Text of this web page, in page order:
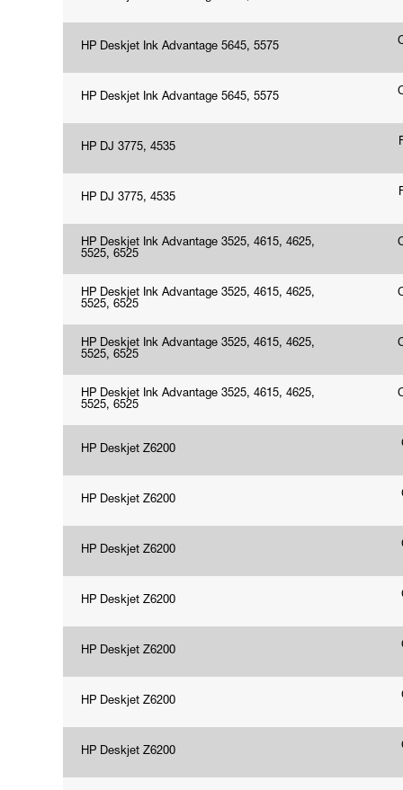
HP Deskjet Ink Advantage 5645, 5575
HP Deskjet Ink Advantage 5645, 5575
HP DJ 3775, 4535
HP DJ 3775, 4535
HP Deskjet Ink Advantage 3525, 4615, 4625,
5525, 6525
HP Deskjet Ink Advantage 3525, 4615, 4625,
5525, 6525
HP Deskjet Ink Advantage 3525, 4615, 4625,
5525, 6525
HP Deskjet Ink Advantage 3525, 4615, 4625,
5525, 6525
HP Deskjet Z6200
HP Deskjet Z6200
HP Deskjet Z6200
HP Deskjet Z6200
HP Deskjet Z6200
HP Deskjet Z6200
HP Deskjet Z6200